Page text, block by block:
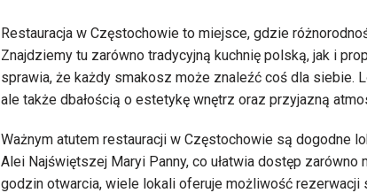
Restauracja w Częstochowie to miejsce, gdzie
Znajdziemy tu zarówno tradycyjną kuchnię polską, jak i
sprawia, że każdy smakosz może znaleźć coś dla siebie.
ale także dbałością o estetykę wnętrz oraz przyjazną
Ważnym atutem restauracji w Częstochowie są dogodne
Alei Najświętszej Maryi Panny, co ułatwia dostęp
godzin otwarcia, wiele lokali oferuje możliwość